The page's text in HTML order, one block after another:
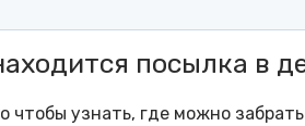
посылка в
чтобы узнать, где можно